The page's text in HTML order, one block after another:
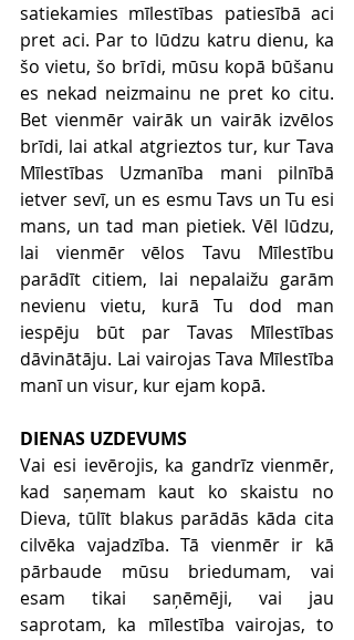
satiekamies mīlestības patiesībā aci
pret aci. Par to lūdzu katru dienu, ka
šo vietu, šo brīdi, mūsu kopā būšanu
es nekad neizmainu ne pret ko citu.
Bet vienmēr vairāk un vairāk izvēlos
brīdi, lai atkal atgrieztos tur, kur Tava
Mīlestības Uzmanība mani pilnībā
ietver sevī, un es esmu Tavs un Tu esi
mans, un tad man pietiek. Vēl lūdzu,
lai vienmēr vēlos Tavu Mīlestību
parādīt citiem, lai nepalaižu garām
nevienu vietu, kurā Tu dod man
iespēju būt par Tavas Mīlestības
dāvinātāju. Lai vairojas Tava Mīlestība
manī un visur, kur ejam kopā.
DIENAS UZDEVUMS
Vai esi ievērojis, ka gandrīz vienmēr,
kad saņemam kaut ko skaistu no
Dieva, tūlīt blakus parādās kāda cita
cilvēka vajadzība. Tā vienmēr ir kā
pārbaude mūsu briedumam, vai
esam tikai saņēmēji, vai jau
saprotam, ka mīlestība vairojas, to